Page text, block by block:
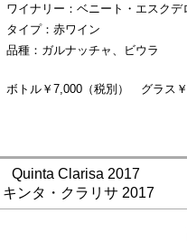
ワイナリー：ベニート・エスクデ
タイプ：赤ワイン
品種：ガルナッチャ、ビウラ
ボトル￥7,000（税別） グラス￥
Quinta Clarisa 2017
キンタ・クラリサ 2017